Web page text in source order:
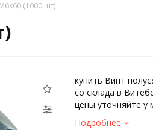
(1000 шт)
купить Винт
со склада в
цены уточняйте у
Подробнее